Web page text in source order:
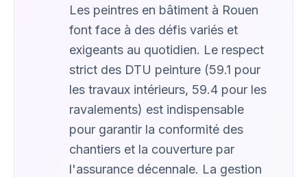
Les peintres en bâtiment à Rouen
font face à des défis variés et
exigeants au quotidien. Le respect
strict des DTU peinture (59.1 pour
les travaux intérieurs, 59.4 pour les
ravalements) est indispensable
pour garantir la conformité des
chantiers et la couverture par
l'assurance décennale. La gestion